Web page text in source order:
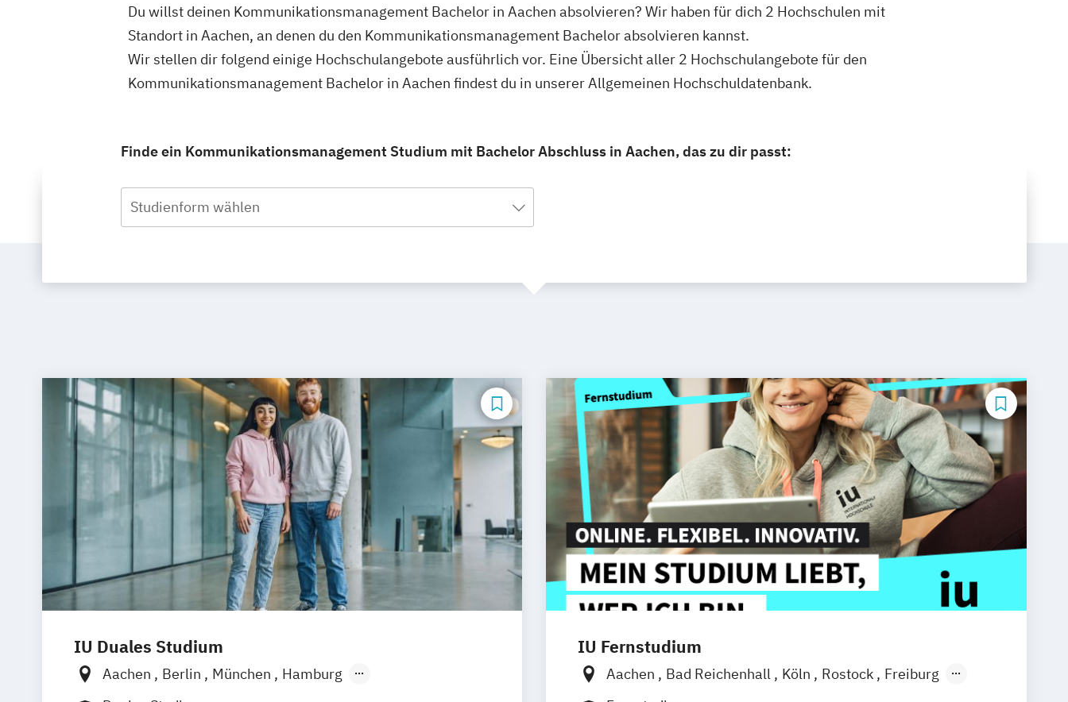
Du willst deinen Kommunikationsmanagement Bachelor in Aachen absolvieren? Wir haben für dich 2 Hochschulen mit
Standort in Aachen, an denen du den Kommunikationsmanagement Bachelor absolvieren kannst.
Wir stellen dir folgend einige Hochschulangebote ausführlich vor. Eine Übersicht aller 2 Hochschulangebote für den
Kommunikationsmanagement Bachelor in Aachen findest du in unserer Allgemeinen Hochschuldatenbank.
Finde ein Kommunikationsmanagement Studium mit Bachelor Abschluss in Aachen, das zu dir passt:
Studienform wählen
IU Duales Studium
Aachen Berlin München
Hamburg
Frankfurt am Main
IU Fernstudium
Aachen Bad Reichenhall Köln Rostock
Freiburg
Kiel
Frankfurt am Main